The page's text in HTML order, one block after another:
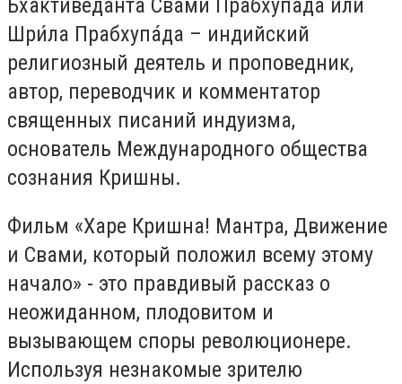
Бхактиведа́нта Сва́ми Прабхупа́да или
Шри́ла Прабхупа́да – индийский
религиозный деятель и проповедник,
автор, переводчик и комментатор
священных писаний индуизма,
основатель Международного общества
сознания Кришны.
Фильм «Харе Кришна! Мантра, Движение
и Cвами, который положил всему этому
начало» - это правдивый рассказ о
неожиданном, плодовитом и
вызывающем споры революционере.
Используя незнакомые зрителю